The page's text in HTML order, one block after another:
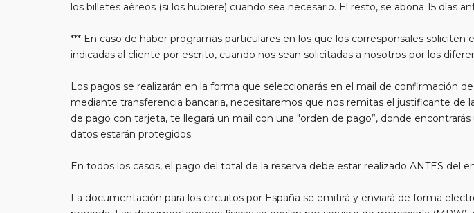
los billetes aéreos (si los hubiere) cuando sea necesario. El resto, se abona 15 días
*** En caso de haber programas particulares en los que los corresponsales
indicadas al cliente por escrito, cuando nos sean solicitadas a nosotros por los
Los pagos se realizarán en la forma que seleccionarás en el mail de confirmación
mediante transferencia bancaria, necesitaremos que nos remitas el justificante de
de pago con tarjeta, te llegará un mail con una "orden de pago”, donde
datos estarán protegidos.
En todos los casos, el pago del total de la reserva debe estar realizado ANTES del
La documentación para los circuitos por España se emitirá y enviará de forma